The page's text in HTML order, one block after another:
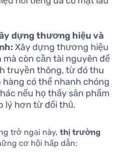
dựng thương hiệu và
Xây dựng thương hiệu
còn cần tài nguyên để
truyền thông, từ đó thu
có thể nhanh chóng
nếu họ thấy sản phẩm
lý hơn từ đối thủ.
trở ngại này, thị trường
cơ hội hấp dẫn: